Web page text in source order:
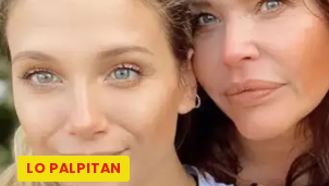
LO PALPITAN